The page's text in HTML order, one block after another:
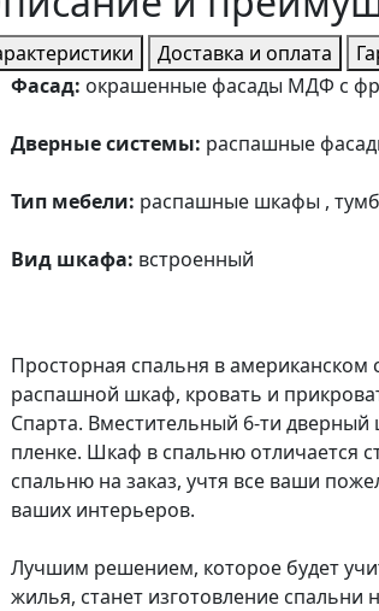
Доставка и оплата
Фасад: окрашенные фасады МДФ с
Дверные системы: распашные
Тип мебели: распашные шкафы ,
Вид шкафа: встроенный
Просторная спальня в
распашной шкаф, кровать и
Спарта. Вместительный 6-ти
пленке. Шкаф в спальню отличается
спальню на заказ, учтя все ваши
ваших интерьеров.
Лучшим решением, которое будет
жилья, станет изготовление